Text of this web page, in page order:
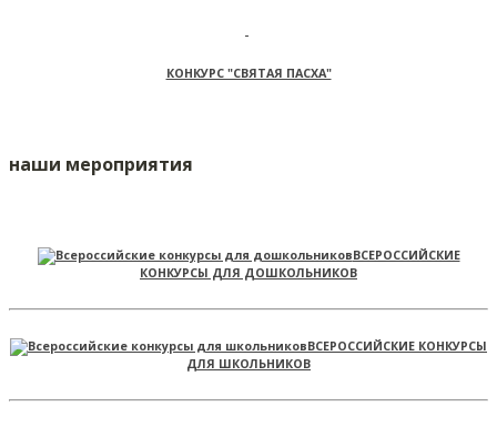
КОНКУРС "СВЯТАЯ ПАСХА"
наши мероприятия
ВСЕРОССИЙСКИЕ
КОНКУРСЫ ДЛЯ ДОШКОЛЬНИКОВ
ВСЕРОССИЙСКИЕ КОНКУРСЫ
ДЛЯ ШКОЛЬНИКОВ